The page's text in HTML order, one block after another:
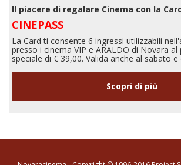
Il piacere di regalare Cinema con la
CINEPASS
La Card ti consente 6 ingressi utilizzabili
presso i cinema VIP e ARALDO di Novara
speciale di € 39,00. Valida anche al sabato e
Scopri di più